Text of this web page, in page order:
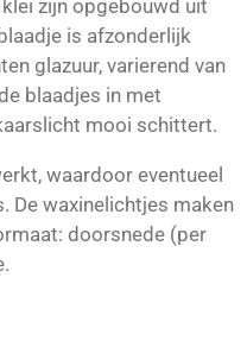
zijn opgebouwd uit
is afzonderlijk
glazuur, varierend van
blaadjes in met
mooi schittert.
waardoor eventueel
De waxinelichtjes maken
doorsnede (per